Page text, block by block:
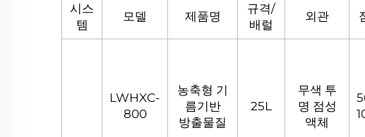
시스
템
모델 제품명
규격/
배럴
외관
LWHXC-
800
농축형 기
름기반
방출물질
25L
무색 투
명 점성
액체